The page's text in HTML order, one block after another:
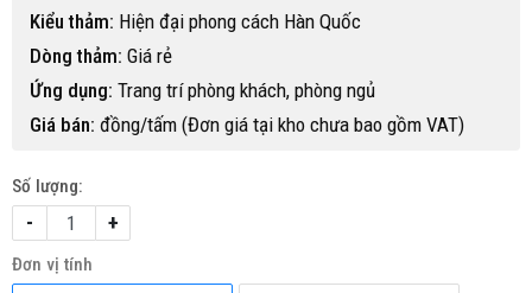
Kiểu thảm: Hiện đại phong cách Hàn Quốc
Dòng thảm: Giá rẻ
Ứng dụng: Trang trí phòng khách, phòng ngủ
Giá bán: đồng/tấm (Đơn giá tại kho chưa bao gồm VAT)
Số lượng:
- +
Đơn vị tính